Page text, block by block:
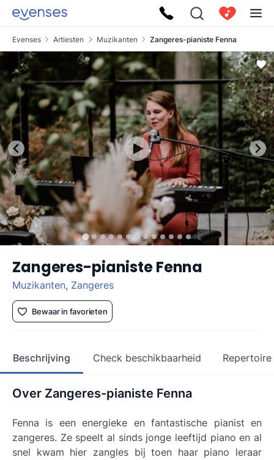
Evenses Artiesten Muzikanten Zangeres-pianiste Fenna
Zangeres-pianiste Fenna
Muzikanten, Zangeres
Bewaar in favorieten
Beschrijving Check beschikbaarheid Repertoire
Over Zangeres-pianiste Fenna
Fenna is een energieke en fantastische pianist en
zangeres. Ze speelt al sinds jonge leeftijd piano en al
snel kwam hier zangles bij toen haar piano leraar